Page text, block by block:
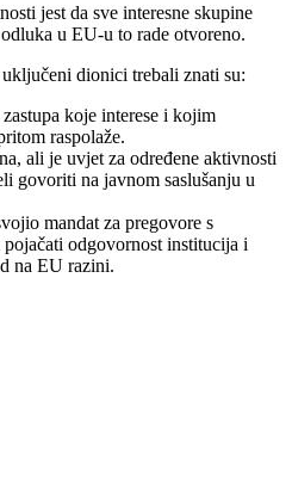
jest da sve interesne skupine
u EU-u to rade otvoreno.
dionici trebali znati su:
koje interese i kojim
raspolaže.
ali je uvjet za određene aktivnosti
govoriti na javnom saslušanju u
mandat za pregovore s
odgovornost institucija i
na EU razini.